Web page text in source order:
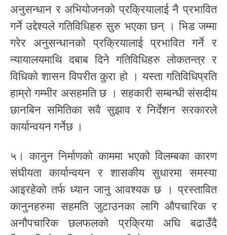
अनुसन्धान र अभियोजनको प्रक्रियालाई नै प्रभावित
गर्ने उद्देश्यले गतिविधिहरु सुरु भएका छन् । भिड जम्मा
गरेर अनुसन्धानको प्रक्रियालाई प्रभावित गर्ने र
न्यायालयमाथि दबाब दिने गतिविधिहरु लोकतन्त्र र
विधिको शासन विपरीत कुरा हो । यस्ता गतिविधिप्रति
हाम्रो गम्भीर असहमति छ । सहकारी सम्बन्धी संसदीय
छानबिन समितिका सवै सुझाव र निर्देशन सरकारले
कार्यान्वयन गर्नेछ ।
५। कानुन निर्माणको काममा भएको विलम्बका कारण
संघीयता कार्यान्वयन र शासकीय सुधारमा समस्या
आइरहेको तर्फ ध्यान जानु आवश्यक छ । प्रस्तावित
कानुनहरुमा सहमति जुटाउनका लागि औपचारिक र
अनौपचारिक छलफलको प्रक्रिया अघि बढाउँदै